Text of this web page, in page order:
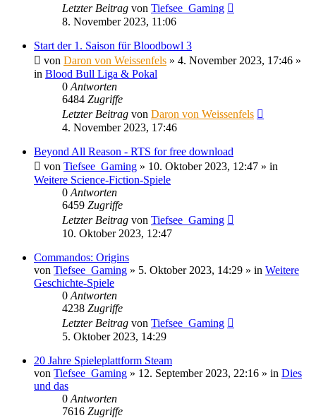
Letzter Beitrag von Tiefsee_Gaming
8. November 2023, 11:06
Start der 1. Saison für Bloodbowl 3
von Daron von Weissenfels » 4. November 2023, 17:46 »
in Blood Bull Liga & Pokal
0 Antworten
6484 Zugriffe
Letzter Beitrag von Daron von Weissenfels
4. November 2023, 17:46
Beyond All Reason - RTS for free download
von Tiefsee_Gaming » 10. Oktober 2023, 12:47 » in
Weitere Science-Fiction-Spiele
0 Antworten
6459 Zugriffe
Letzter Beitrag von Tiefsee_Gaming
10. Oktober 2023, 12:47
Commandos: Origins
von Tiefsee_Gaming » 5. Oktober 2023, 14:29 » in Weitere
Geschichte-Spiele
0 Antworten
4238 Zugriffe
Letzter Beitrag von Tiefsee_Gaming
5. Oktober 2023, 14:29
20 Jahre Spieleplattform Steam
von Tiefsee_Gaming » 12. September 2023, 22:16 » in Dies
und das
0 Antworten
7616 Zugriffe